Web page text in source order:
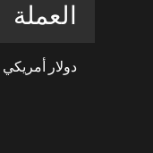
العملة
دولار أمريكي